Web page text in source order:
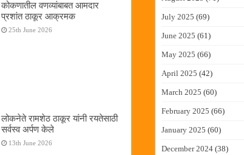
कोकणातील वणव्यांबाबत आमदार
प्रशांत ठाकूर आक्रमक
25th June 2026
लोकनेते रामशेठ ठाकूर यांनी रयतेसाठी
सर्वस्व अर्पण केले
13th June 2026
July 2025 (69)
June 2025 (61)
May 2025 (66)
April 2025 (42)
March 2025 (60)
February 2025 (66)
January 2025 (60)
December 2024 (38)